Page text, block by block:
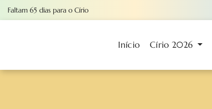
Faltam 65 dias para o Círio
Início Círio 2026